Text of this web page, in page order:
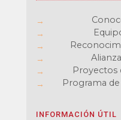
Proyectos
Programa
INFORMACIÓN ÚTIL